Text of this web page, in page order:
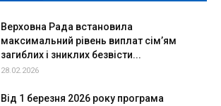
Верховна Рада встановила
максимальний рівень виплат сім’ям
загиблих і зниклих безвісти...
28.02.2026
Від 1 березня 2026 року програма